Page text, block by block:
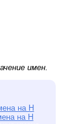
имен.
на Н
на Н